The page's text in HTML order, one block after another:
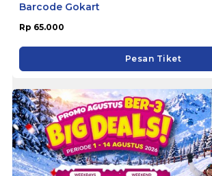
Barcode Gokart
Rp 65.000
Pesan Tiket